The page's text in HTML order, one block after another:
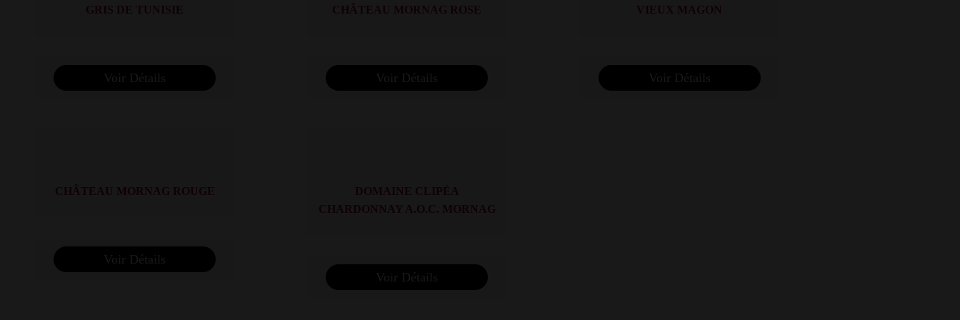
GRIS DE TUNISIE
Voir Détails
CHÂTEAU MORNAG ROSE
Voir Détails
VIEUX MAGON
Voir Détails
CHÂTEAU MORNAG ROUGE
Voir Détails
DOMAINE CLIPÉA
CHARDONNAY A.O.C. MORNAG
Voir Détails